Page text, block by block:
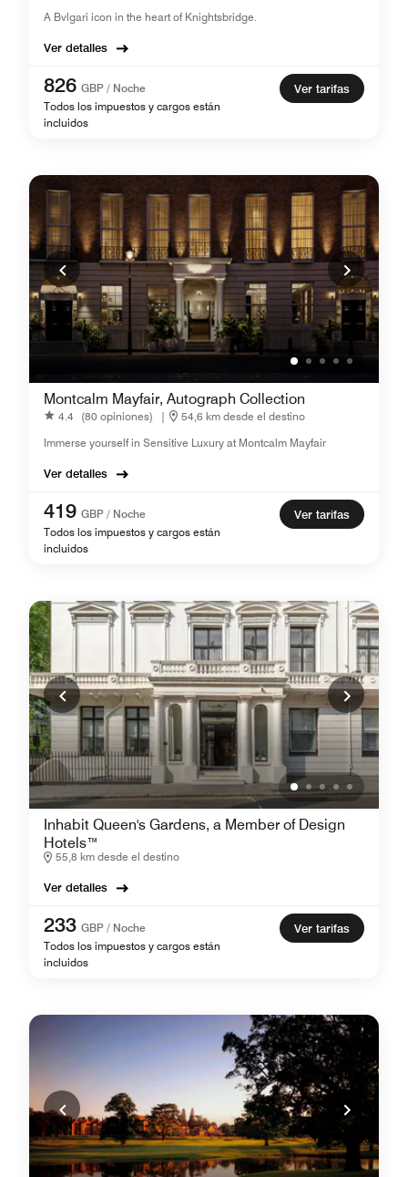
A Bvlgari icon in the heart of Knightsbridge.
Ver detalles
826 GBP / Noche
Todos los impuestos y cargos están
incluidos
Ver tarifas
Montcalm Mayfair, Autograph Collection
4.4 (80 opiniones) |
54,6 km desde el destino
Immerse yourself in Sensitive Luxury at Montcalm Mayfair
Ver detalles
419 GBP / Noche
Todos los impuestos y cargos están
incluidos
Ver tarifas
Inhabit Queen's Gardens, a Member of Design
Hotels™
55,8 km desde el destino
Ver detalles
233 GBP / Noche
Todos los impuestos y cargos están
incluidos
Ver tarifas